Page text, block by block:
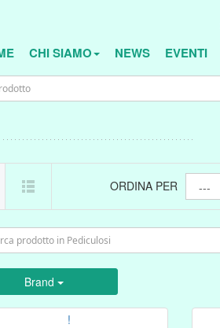
CHI SIAMO NEWS EVENTI
ORDINA PER
Brand
!